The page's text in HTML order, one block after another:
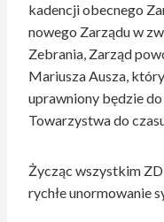
kadencji obecnego
nowego Zarządu w
Zebrania, Zarząd
Mariusza Ausza,
uprawniony będzie
Towarzystwa do
Życząc wszystkim
rychłe unormowanie